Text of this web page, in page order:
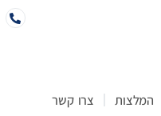
המלצות צרו קשר